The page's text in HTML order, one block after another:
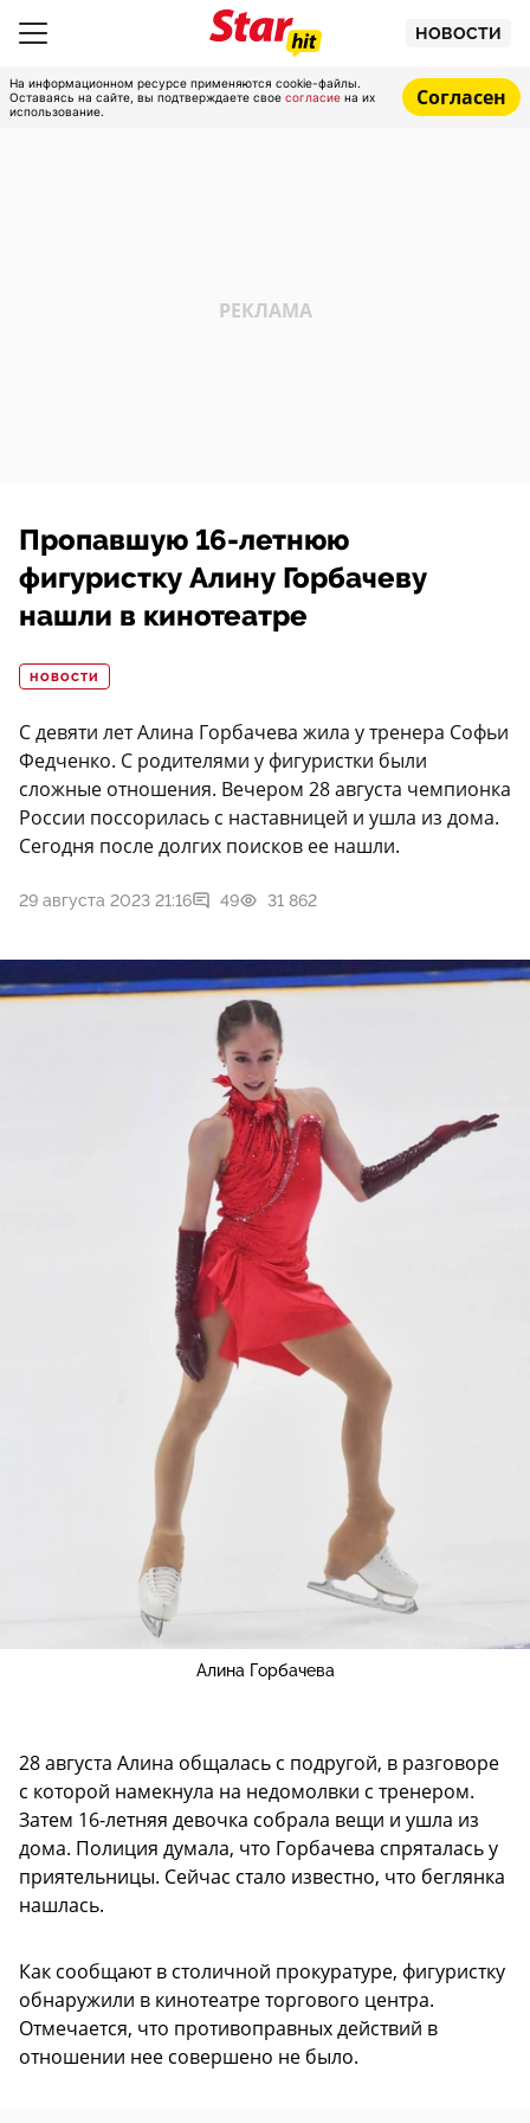
НОВОСТИ
На информационном ресурсе применяются cookie-файлы.
Оставаясь на сайте, вы подтверждаете свое согласие на их
использование.
Согласен
Пропавшую 16-летнюю
фигуристку Алину Горбачеву
нашли в кинотеатре
НОВОСТИ
С девяти лет Алина Горбачева жила у тренера Софьи
Федченко. С родителями у фигуристки были
сложные отношения. Вечером 28 августа чемпионка
России поссорилась с наставницей и ушла из дома.
Сегодня после долгих поисков ее нашли.
29 августа 2023 21:16 49 31 862
Алина Горбачева
28 августа Алина общалась с подругой, в разговоре
с которой намекнула на недомолвки с тренером.
Затем 16-летняя девочка собрала вещи и ушла из
дома. Полиция думала, что Горбачева спряталась у
приятельницы. Сейчас стало известно, что беглянка
нашлась.
Как сообщают в столичной прокуратуре, фигуристку
обнаружили в кинотеатре торгового центра.
Отмечается, что противоправных действий в
отношении нее совершено не было.